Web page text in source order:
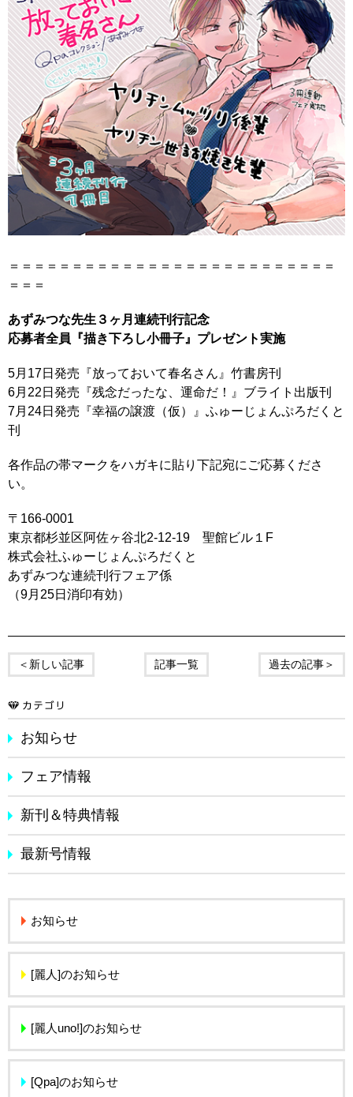
＝＝＝＝＝＝＝＝＝＝＝＝＝＝＝＝＝＝＝＝＝＝＝＝＝＝
＝＝＝
あずみつな先生３ヶ月連続刊行記念
応募者全員『描き下ろし小冊子』プレゼント実施
5月17日発売『放っておいて春名さん』竹書房刊
6月22日発売『残念だったな、運命だ！』ブライト出版刊
7月24日発売『幸福の譲渡（仮）』ふゅーじょんぷろだくと
刊
各作品の帯マークをハガキに貼り下記宛にご応募くださ
い。
〒166-0001
東京都杉並区阿佐ヶ谷北2-12-19 聖館ビル１F
株式会社ふゅーじょんぷろだくと
あずみつな連続刊行フェア係
（9月25日消印有効）
＜新しい記事 過去の記事＞
記事一覧
お知らせ
フェア情報
新刊＆特典情報
最新号情報
お知らせ
[麗人]のお知らせ
[麗人uno!]のお知らせ
[Qpa]のお知らせ